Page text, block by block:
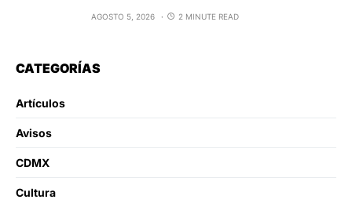
AGOSTO 5, 2026 2 MINUTE READ
CATEGORÍAS
Artículos
Avisos
CDMX
Cultura